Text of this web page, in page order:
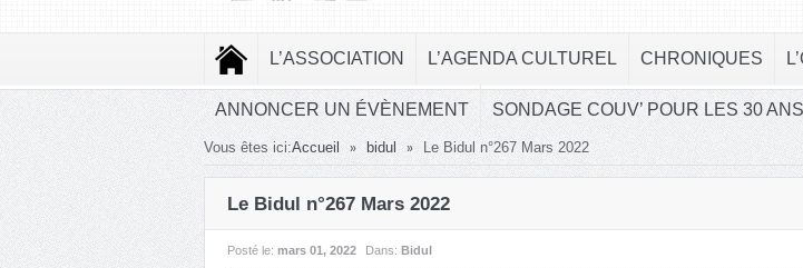
L’ASSOCIATION L’AGENDA CULTUREL CHRONIQUES
ANNONCER UN ÉVÈNEMENT SONDAGE COUV’ POUR LES 30
Vous êtes ici:Accueil » bidul » Le Bidul n°267 Mars 2022
Le Bidul n°267 Mars 2022
Posté le: mars 01, 2022 Dans: Bidul